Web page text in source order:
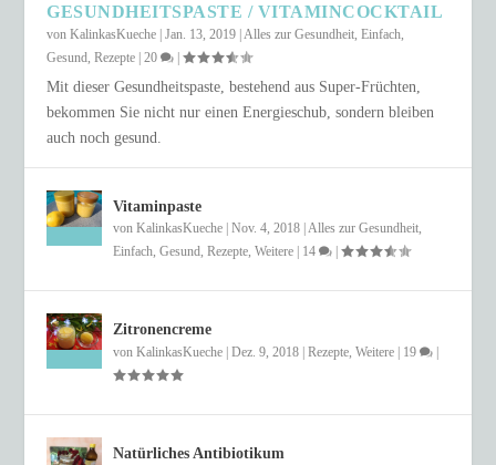
GESUNDHEITSPASTE / VITAMINCOCKTAIL
vonKalinkasKueche |Jan. 13, 2019 |Alles zur Gesundheit,Einfach,
Gesund,Rezepte |20 |
Mit dieser Gesundheitspaste, bestehend aus Super-Früchten,
bekommen Sie nicht nur einen Energieschub, sondern bleiben
auch noch gesund.
Vitaminpaste
vonKalinkasKueche |Nov. 4, 2018 |Alles zur Gesundheit,
Einfach,Gesund,Rezepte,Weitere 14 |
Zitronencreme
vonKalinkasKueche |Dez. 9, 2018 |Rezepte,Weitere 19
Natürliches Antibiotikum